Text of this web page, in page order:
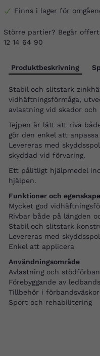
Finns i lager för
Större partier? Begär
12 14 64 90
Produktbeskrivning
Stabil och slitstark
vidhäftningsförmåga,
avlastning vid skador och
Tejpen är lätt att riva
gör den enkel att
Levereras med
skyddad vid förvaring.
Ett pålitligt hjälpmedel
hjälpen.
Funktioner och
Mycket god
Rivbar både på längden
Stabil och slitstark
Levereras med
Enkel att applicera
Användningsområde
Avlastning och
Förebyggande av
Tillbehör i förbandsväskor
Sport och rehabilitering